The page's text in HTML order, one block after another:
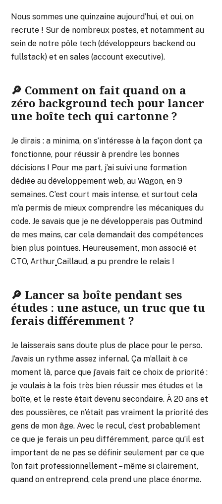
Nous sommes une quinzaine aujourd’hui, et oui, on
recrute ! Sur de nombreux postes, et notamment au
sein de notre pôle tech (développeurs backend ou
fullstack) et en sales (account executive).
🔎 Comment on fait quand on a
zéro background tech pour lancer
une boîte tech qui cartonne ?
Je dirais : a minima, on s’intéresse à la façon dont ça
fonctionne, pour réussir à prendre les bonnes
décisions ! Pour ma part, j’ai suivi une formation
dédiée au développement web, au Wagon, en 9
semaines. C’est court mais intense, et surtout cela
m’a permis de mieux comprendre les mécaniques du
code. Je savais que je ne développerais pas Outmind
de mes mains, car cela demandait des compétences
bien plus pointues. Heureusement, mon associé et
CTO, Arthur Caillaud, a pu prendre le relais !
🔎 Lancer sa boîte pendant ses
études : une astuce, un truc que tu
ferais différemment ?
Je laisserais sans doute plus de place pour le perso.
J’avais un rythme assez infernal. Ça m’allait à ce
moment là, parce que j’avais fait ce choix de priorité :
je voulais à la fois très bien réussir mes études et la
boîte, et le reste était devenu secondaire. À 20 ans et
des poussières, ce n’était pas vraiment la priorité des
gens de mon âge. Avec le recul, c’est probablement
ce que je ferais un peu différemment, parce qu’il est
important de ne pas se définir seulement par ce que
l’on fait professionnellement – même si clairement,
quand on entreprend, cela prend une place énorme.